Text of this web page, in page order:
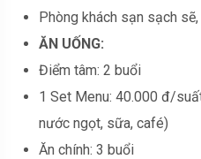
Phòng khách sạn sạch
ĂN UỐNG:
Điểm tâm: 2 buổi
1 Set Menu: 40.000 đ/
nước ngọt, sữa, café)
Ăn chính: 3 buổi